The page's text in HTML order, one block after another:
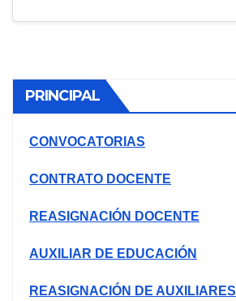
PRINCIPAL
CONVOCATORIAS
CONTRATO DOCENTE
REASIGNACIÓN DOCENTE
AUXILIAR DE EDUCACIÓN
REASIGNACIÓN DE AUXILIARES